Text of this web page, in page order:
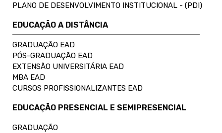
PLANO DE DESENVOLVIMENTO INSTITUCIONAL - (PDI)
EDUCAÇÃO A DISTÂNCIA
GRADUAÇÃO EAD
PÓS-GRADUAÇÃO EAD
EXTENSÃO UNIVERSITÁRIA EAD
MBA EAD
CURSOS PROFISSIONALIZANTES EAD
EDUCAÇÃO PRESENCIAL E SEMIPRESENCIAL
GRADUAÇÃO